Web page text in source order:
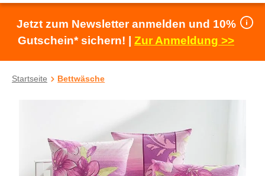
Jetzt zum Newsletter anmelden und 10%
Gutschein* sichern! | Zur Anmeldung >>
Startseite Bettwäsche